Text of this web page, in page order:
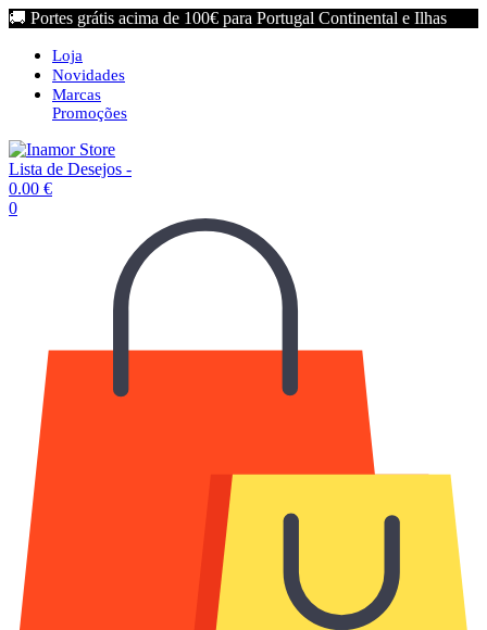
🚚 Portes grátis acima de 100€ para Portugal Continental e Ilhas
Loja
Novidades
Marcas
Promoções
Lista de Desejos -
0.00 €
0